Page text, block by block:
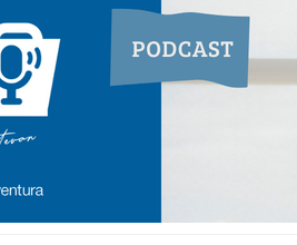
Jump to navigation